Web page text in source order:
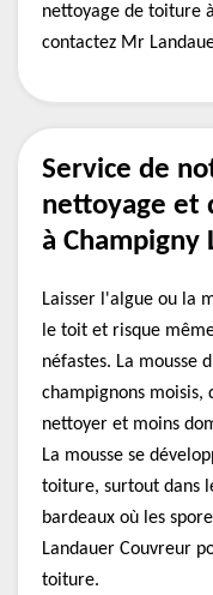
nettoyage de toiture
contactez Mr
Service de
nettoyage et
à Champigny
Laisser l'algue ou la
le toit et risque
néfastes. La mousse
champignons moisis,
nettoyer et moins
La mousse se
toiture, surtout dans
bardeaux où les
Landauer Couvreur
toiture.